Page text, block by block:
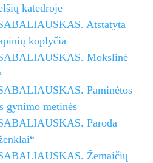
katedroje
Atstatyta
koplyčia
Mokslinė
Paminėtos
gynimo metinės
Paroda
Žemaičių